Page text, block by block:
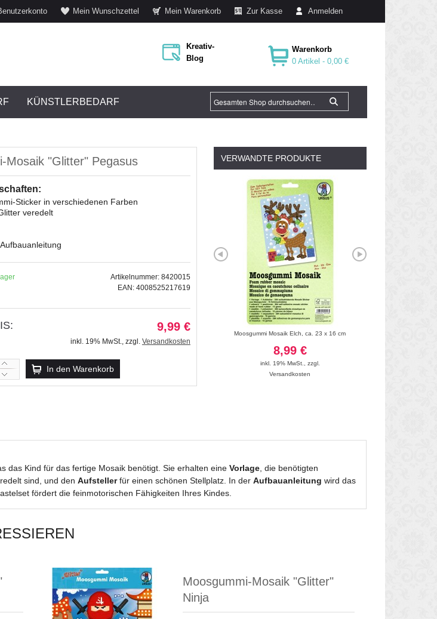
Mein Wunschzettel Mein Warenkorb Zur Kasse Anmelden
Kreativ-
Blog
Warenkorb
0 Artikel -0,00 €
KÜNSTLERBEDARF
Mosaik "Glitter" Pegasus
Sticker in verschiedenen Farben
veredelt
Artikelnummer: 8420015
EAN: 4008525217619
9,99 €
inkl. 19% MwSt., zzgl. Versandkosten
In den Warenkorb
VERWANDTE PRODUKTE
Moosgummi 2 mm 20 x 30 cm - 10 Blatt Moosgummi Mosaik Elch, ca. 23 x 16 cm
8,99 €
inkl. 19% MwSt.
zzgl.
Versandkosten
das Kind für das fertige Mosaik benötigt. Sie erhalten eine Vorlage , die benötigten
sind, und den Aufstellerfür einen schönen Stellplatz. In der Aufbauanleitung wird das
fördert die feinmotorischen Fähigkeiten Ihres Kindes.
Moosgummi-Mosaik "Glitter"
Ninja